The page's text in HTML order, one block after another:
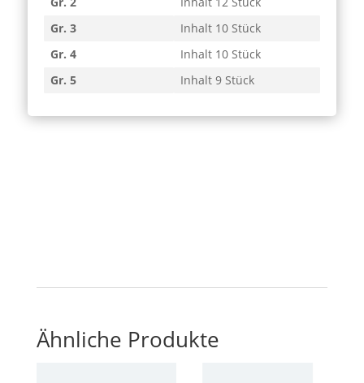
Gr. 3
Inhalt 10 Stück
Gr. 4
Inhalt 10 Stück
Gr. 5
Inhalt 9 Stück
Ähnliche Produkte